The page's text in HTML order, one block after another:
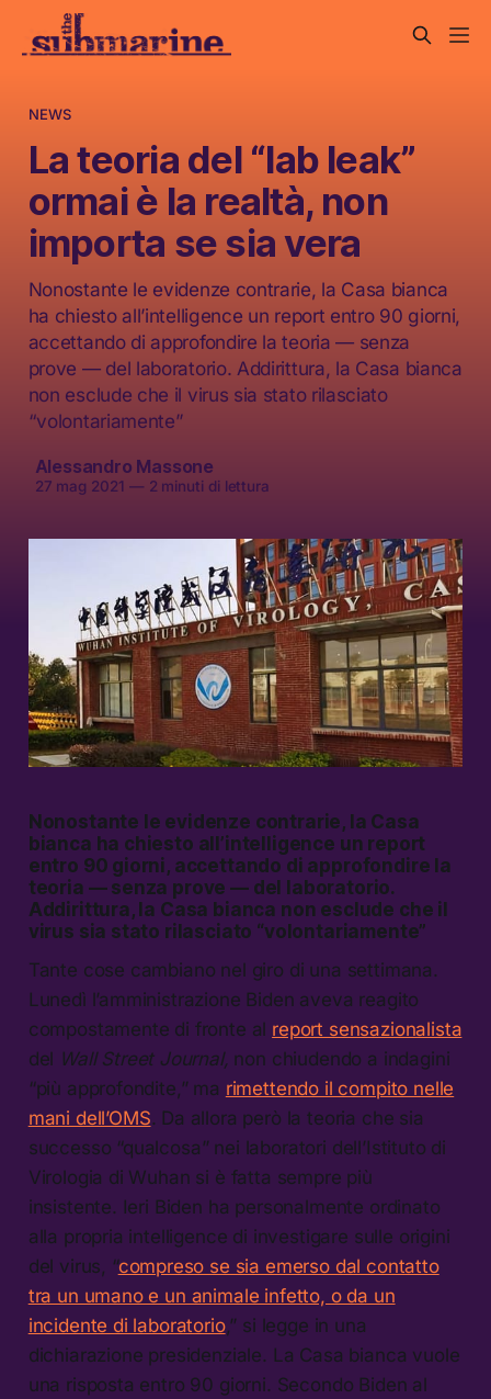
NEWS
La teoria del “lab leak”
ormai è la realtà, non
importa se sia vera
Nonostante le evidenze contrarie, la Casa bianca
ha chiesto all’intelligence un report entro 90 giorni,
accettando di approfondire la teoria — senza
prove — del laboratorio. Addirittura, la Casa bianca
non esclude che il virus sia stato rilasciato
“volontariamente”
Alessandro Massone
27 mag 2021 — 2 minuti di lettura
Nonostante le evidenze contrarie, la Casa
bianca ha chiesto all’intelligence un report
entro 90 giorni, accettando di approfondire la
teoria — senza prove — del laboratorio.
Addirittura, la Casa bianca non esclude che il
virus sia stato rilasciato “volontariamente”
Tante cose cambiano nel giro di una settimana.
Lunedì l’amministrazione Biden aveva reagito
compostamente di fronte al report sensazionalista
del
Wall Street Journal, non chiudendo a indagini
“più approfondite,” ma rimettendo il compito nelle
mani dell’OMS. Da allora però la teoria che sia
successo “qualcosa” nei laboratori dell’Istituto di
Virologia di Wuhan si è fatta sempre più
insistente. Ieri Biden ha personalmente ordinato
alla propria intelligence di investigare sulle origini
del virus, “compreso se sia emerso dal contatto
tra un umano e un animale infetto, o da un
incidente di laboratorio,” si legge in una
dichiarazione presidenziale. La Casa bianca vuole
una risposta entro 90 giorni. Secondo Biden al